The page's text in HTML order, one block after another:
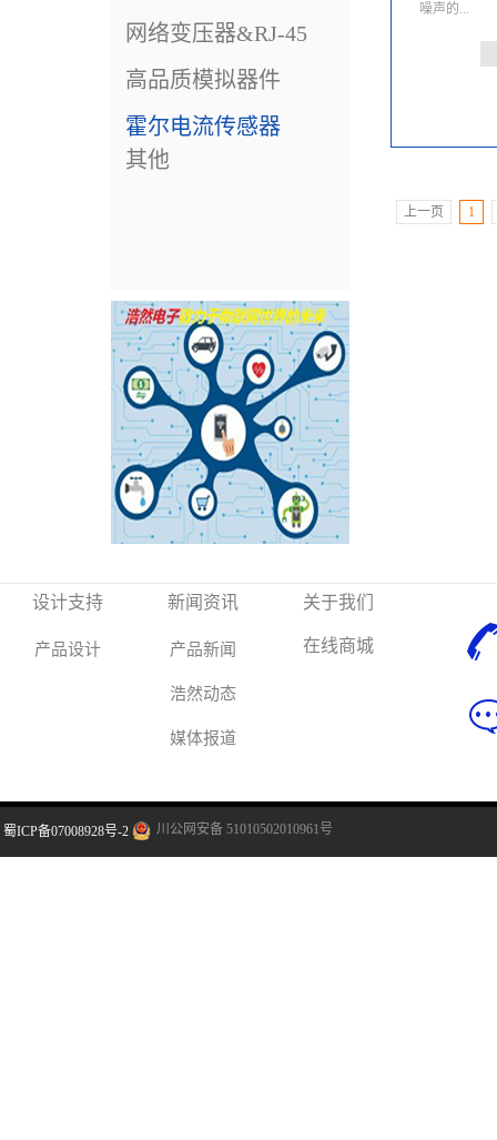
网络变压器&RJ-45
高品质模拟器件
霍尔电流传感器
其他
噪声的...
线性霍尔电
感器，可以
上一页
1
设计支持
产品设计
新闻资讯
产品新闻
浩然动态
媒体报道
关于我们
在线商城
蜀ICP备07008928号-2 川公网安备 51010502010961号